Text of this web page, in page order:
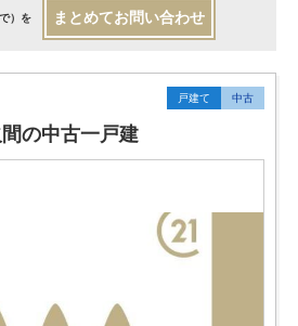
）を まとめてお問い合わせ
戸建て 中古
の中古一戸建